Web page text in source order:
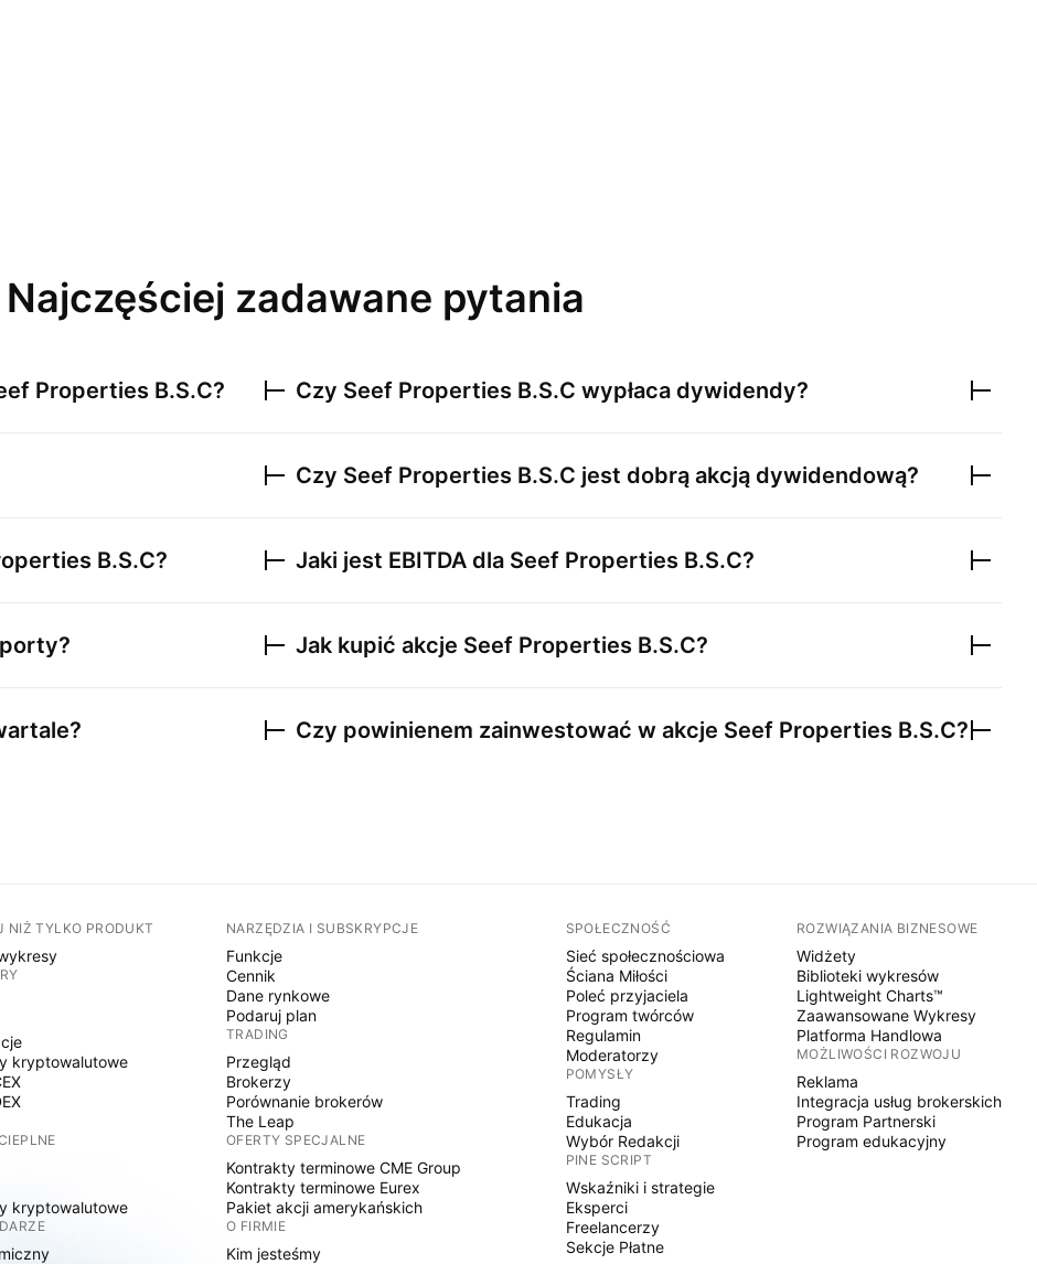
Najczęściej zadawane pytania
Properties B.S.C?
B.S.C?
Czy Seef Properties B.S.C wypłaca dywidendy?
Czy Seef Properties B.S.C jest dobrą akcją dywidendową?
Jaki jest EBITDA dla Seef Properties B.S.C?
Jak kupić akcje Seef Properties B.S.C?
Czy powinienem zainwestować w akcje Seef Properties B.S.C?
NIŻ TYLKO PRODUKT
kryptowalutowe
kryptowalutowe
NARZĘDZIA I SUBSKRYPCJE
Funkcje
Cennik
Dane rynkowe
Podaruj plan
TRADING
Przegląd
Brokerzy
Porównanie brokerów
The Leap
OFERTY SPECJALNE
Kontrakty terminowe CME Group
Kontrakty terminowe Eurex
Pakiet akcji amerykańskich
O FIRMIE
Kim jesteśmy
SPOŁECZNOŚĆ
Sieć społecznościowa
Ściana Miłości
Poleć przyjaciela
Program twórców
Regulamin
Moderatorzy
POMYSŁY
Trading
Edukacja
Wybór Redakcji
PINE SCRIPT
Wskaźniki i strategie
Eksperci
Freelancerzy
Sekcje Płatne
ROZWIĄZANIA BIZNESOWE
Widżety
Biblioteki wykresów
Lightweight Charts™
Zaawansowane Wykresy
Platforma Handlowa
MOŻLIWOŚCI ROZWOJU
Reklama
Integracja usług brokerskich
Program Partnerski
Program edukacyjny